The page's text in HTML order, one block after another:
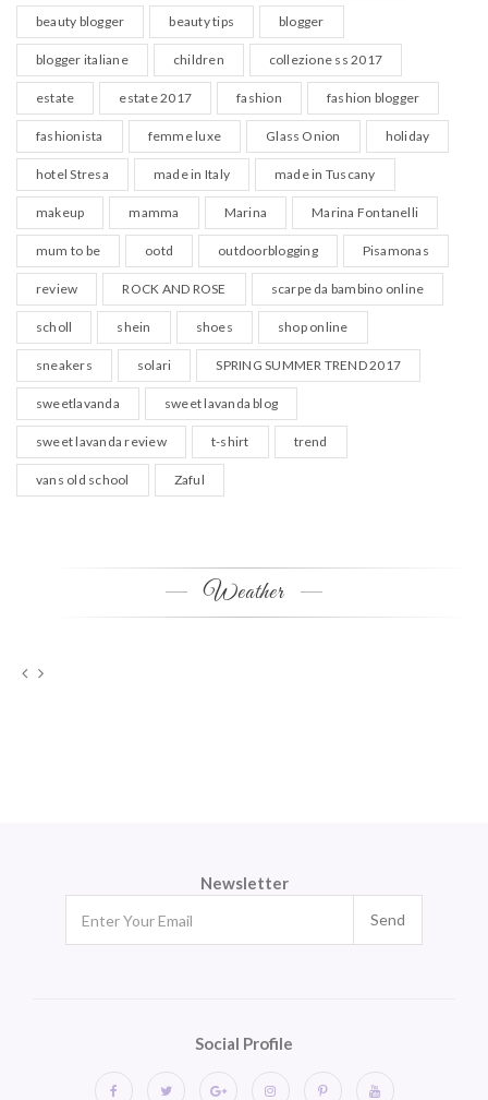
beauty blogger beauty tips blogger
blogger italiane children collezione ss 2017
estate estate 2017 fashion fashion blogger
fashionista femme luxe Glass Onion holiday
hotel Stresa made in Italy made in Tuscany
makeup mamma Marina Marina Fontanelli
mum to be ootd outdoorblogging Pisamonas
review ROCK AND ROSE scarpe da bambino online
scholl shein shoes shop online
sneakers solari SPRING SUMMER TREND 2017
sweetlavanda sweet lavanda blog
sweet lavanda review t-shirt trend
vans old school Zaful
Weather
Newsletter
Send
Social Profile